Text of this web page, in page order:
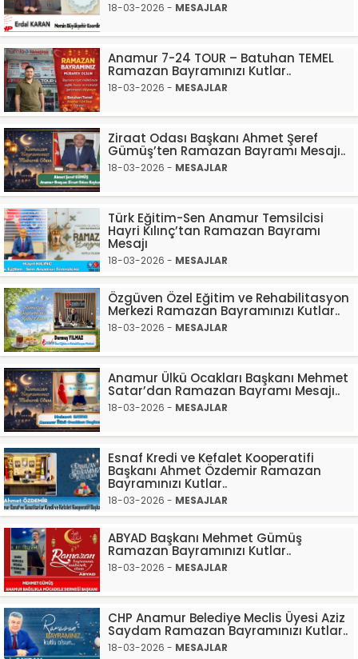
18-03-2026 - MESAJLAR
Anamur 7-24 TOUR – Batuhan TEMEL
Ramazan Bayramınızı Kutlar..
18-03-2026 - MESAJLAR
Ziraat Odası Başkanı Ahmet Şeref
Gümüş’ten Ramazan Bayramı Mesajı..
18-03-2026 - MESAJLAR
Türk Eğitim-Sen Anamur Temsilcisi
Hayri Kılınç’tan Ramazan Bayramı
Mesajı
18-03-2026 - MESAJLAR
Özgüven Özel Eğitim ve Rehabilitasyon
Merkezi Ramazan Bayramınızı Kutlar..
18-03-2026 - MESAJLAR
Anamur Ülkü Ocakları Başkanı Mehmet
Satar’dan Ramazan Bayramı Mesajı..
18-03-2026 - MESAJLAR
Esnaf Kredi ve Kefalet Kooperatifi
Başkanı Ahmet Özdemir Ramazan
Bayramınızı Kutlar..
18-03-2026 - MESAJLAR
ABYAD Başkanı Mehmet Gümüş
Ramazan Bayramınızı Kutlar..
18-03-2026 - MESAJLAR
CHP Anamur Belediye Meclis Üyesi Aziz
Saydam Ramazan Bayramınızı Kutlar..
18-03-2026 - MESAJLAR